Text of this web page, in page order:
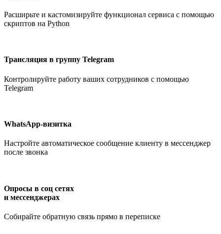
Расширьте и кастомизируйте функционал сервиса с помощью
скриптов на Python
Трансляция в группу Telegram
Контролируйте работу ваших сотрудников с помощью
Telegram
WhatsApp-визитка
Настройте автоматическое сообщение клиенту в мессенджер
после звонка
Опросы в соц сетях
и мессенджерах
Собирайте обратную связь прямо в переписке